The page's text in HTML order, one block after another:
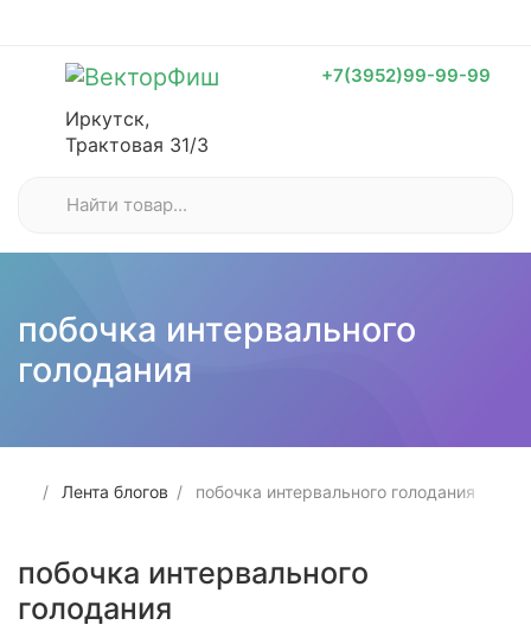
+7(3952)99-99-99
Иркутск,
Трактовая 31/3
побочка интервального
голодания
Лента блогов побочка интервального голодания
побочка интервального
голодания